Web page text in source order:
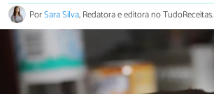
PorSara Silva, Redatora e editora no TudoReceitas.